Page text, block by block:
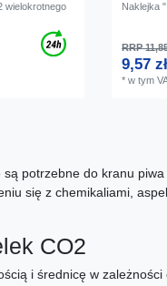
wielokrotnego
Naklejka
RRP
9,57
*w tym
potrzebne do kranu
się z chemikaliami,
CO2
i średnicę w